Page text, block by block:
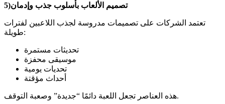
5)تصميم الألعاب بأسلوب جذب وإدمان
تعتمد الشركات على تصميمات مدروسة لجذب اللاعبين لفترات
طويلة:
تحديثات مستمرة
موسيقى محفزة
تحديات يومية
أحداث مؤقتة
هذه العناصر تجعل اللعبة دائمًا “جديدة” وصعبة التوقف.